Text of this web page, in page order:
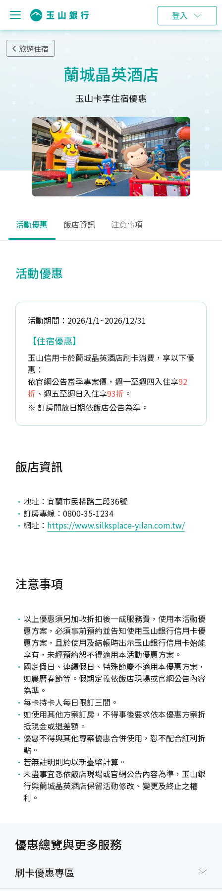
登入
旅遊住宿
蘭城晶英酒店
玉山卡享住宿優惠
活動優惠 飯店資訊 注意事項
活動優惠
活動期間：2026/1/1~2026/12/31
【住宿優惠】
玉山信用卡於蘭城晶英酒店刷卡消費，享以下優
惠：
依官網公告當季專案價，週一至週四入住享92
折 、週五至週日入住享93折 。
※ 訂房開放日期依飯店公告為準。
飯店資訊
地址：宜蘭市民權路二段36號
訂房專線：0800-35-1234
網址： https://www.silksplace-yilan.com.tw/
注意事項
以上優惠須另加收折扣後一成服務費，使用本活動優
惠方案，必須事前預約並告知使用玉山銀行信用卡優
惠方案，且於使用及結帳時出示玉山銀行信用卡始能
享有，未經預約恕不得適用本活動優惠方案。
國定假日、連續假日、特殊節慶不適用本優惠方案，
如農曆春節等。假期定義依飯店現場或官網公告內容
為準。
每卡持卡人每日限訂三間。
如使用其他方案訂房，不得事後要求依本優惠方案折
抵現金或退差額。
優惠不得與其他專案優惠合併使用，恕不配合紅利折
點。
若無註明則均以新臺幣計算。
未盡事宜悉依飯店現場或官網公告內容為準，玉山銀
行與蘭城晶英酒店保留活動修改、變更及終止之權
利。
優惠總覽與更多服務
刷卡優惠專區